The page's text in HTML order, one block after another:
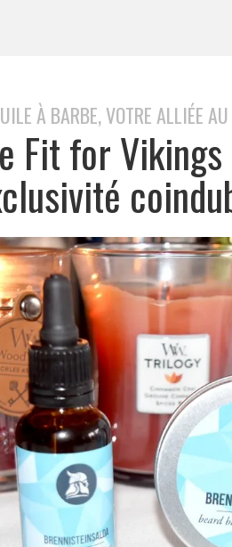
À BARBE, VOTRE ALLIÉE
Fit for